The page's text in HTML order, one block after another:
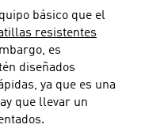
básico que el
resistentes
es
diseñados
ya que es una
que llevar un